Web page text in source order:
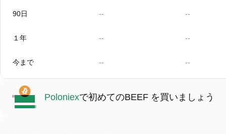
90日 -- --
１年 -- --
今まで -- --
Poloniexで初めてのBEEF を買いましょう